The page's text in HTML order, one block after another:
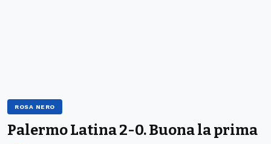
ROSA NERO
Palermo Latina 2-0. Buona la prima